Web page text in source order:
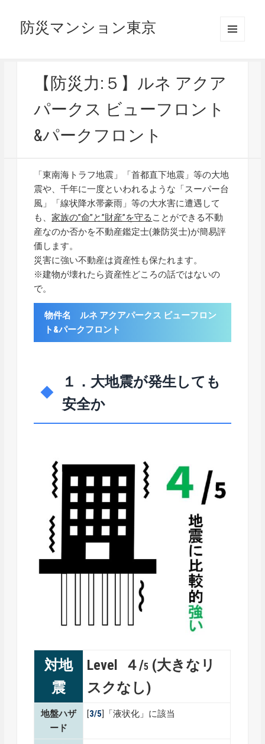
防災マンション東京
【防災力:５】ルネ アクア
パークス ビューフロント
&パークフロント
「東南海トラフ地震」「首都直下地震」等の大地
震や、千年に一度といわれるような「スーパー台
風」「線状降水帯豪雨」等の大水害に遭遇して
も、家族の”命”と”財産”を守る ことができる不動
産なのか否かを不動産鑑定士(兼防災士)が簡易評
価します。
災害に強い不動産は資産性も保たれます。
※建物が壊れたら資産性どころの話ではないの
で。
物件名 ルネ アクアパークス ビューフロン
ト&パークフロント
１．大地震が発生しても
安全か
対地
震
Level ４/5 (大きなリ
スクなし)
地盤ハザ
ード
[3/5]「液状化」に該当